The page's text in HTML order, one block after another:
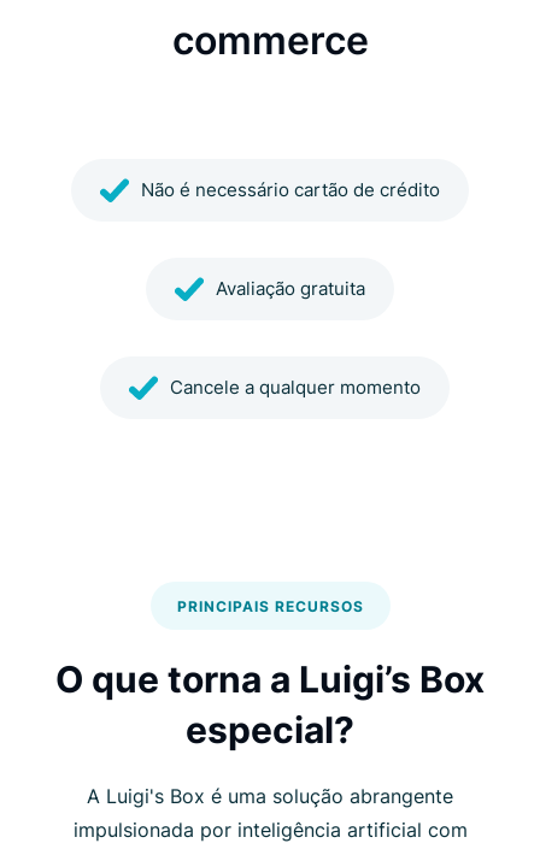
commerce
Não é necessário cartão de crédito
Avaliação gratuita
Cancele a qualquer momento
PRINCIPAIS RECURSOS
O que torna a Luigi’s Box
especial?
A Luigi's Box é uma solução abrangente
impulsionada por inteligência artificial com